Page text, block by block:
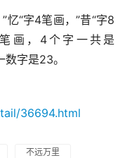
忆“字4笔画，”昔“字8
画，4个字一共是
字是23。
36694.html
不远万里